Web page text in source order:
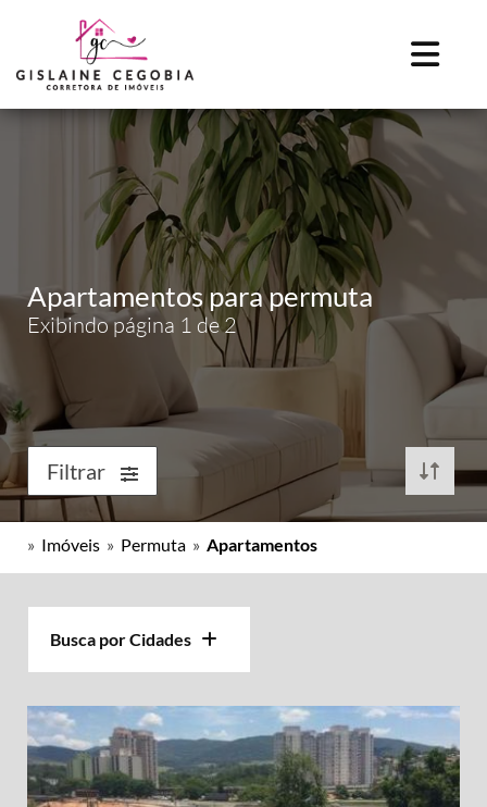
Apartamentos para permuta
Exibindo página 1 de 2
Filtrar
» Imóveis » Permuta » Apartamentos
Busca por Cidades